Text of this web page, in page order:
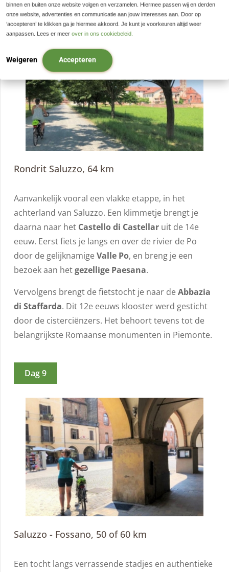
binnen en buiten onze website volgen en verzamelen. Hiermee passen wij en derden
onze website, advertenties en communicatie aan jouw interesses aan. Door op
‘accepteren’ te klikken ga je hiermee akkoord. Je kunt je voorkeuren altijd weer
aanpassen. Lees er meer over in ons cookiebeleid.
Weigeren Accepteren
Dag 8
Rondrit Saluzzo, 64 km
Aanvankelijk vooral een vlakke etappe, in het
achterland van Saluzzo. Een klimmetje brengt je
daarna naar het Castello di Castellar uit de 14e
eeuw. Eerst fiets je langs en over de rivier de Po
door de gelijknamigeValle Po, en breng je een
bezoek aan hetgezellige Paesana.
Vervolgens brengt de fietstocht je naar deAbbazia
di Staffarda. Dit 12e eeuws klooster werd gesticht
door de cisterciënzers. Het behoort tevens tot de
belangrijkste Romaanse monumenten in Piemonte.
Dag 9
Saluzzo - Fossano, 50 of 60 km
Een tocht langs verrassende stadjes en authentieke